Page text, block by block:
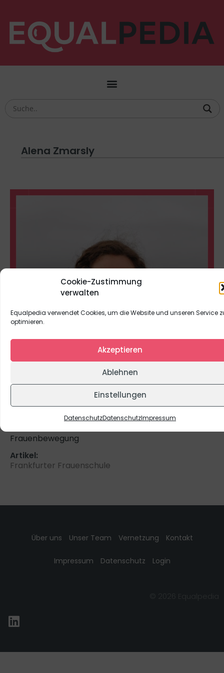
Cookie-Zustimmung
verwalten
Equalpedia verwendet Cookies, um die Website und unseren Service
optimieren.
Akzeptieren
Ablehnen
Einstellungen
DatenschutzDatenschutzImpressum
Alena Zmarsly
Foto: privat
Interessensgebiete:
Frauenbewegung
Artikel:
Frankfurter Frauenschule
Über uns Unser Team Vernetzung Kontakt
Impressum Datenschutz Login